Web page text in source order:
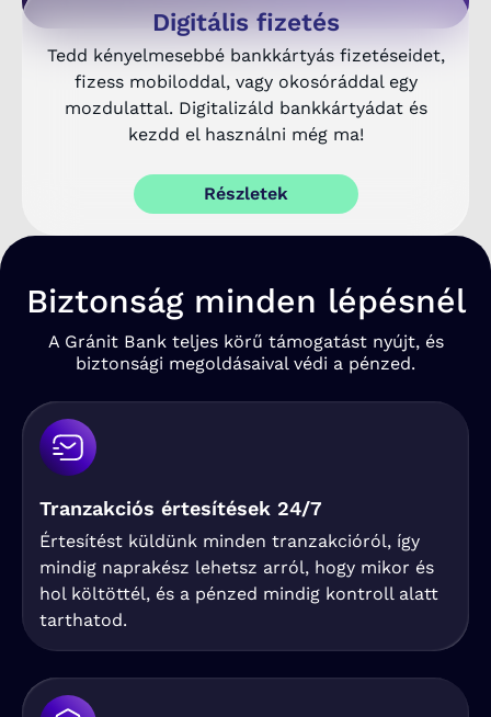
Digitális fizetés
Tedd kényelmesebbé bankkártyás fizetéseidet,
fizess mobiloddal, vagy okosóráddal egy
mozdulattal. Digitalizáld bankkártyádat és
kezdd el használni még ma!
Részletek
Biztonság minden lépésnél
A Gránit Bank teljes körű támogatást nyújt, és
biztonsági megoldásaival védi a pénzed.
Tranzakciós értesítések 24/7
Értesítést küldünk minden tranzakcióról, így
mindig naprakész lehetsz arról, hogy mikor és
hol költöttél, és a pénzed mindig kontroll alatt
tarthatod.